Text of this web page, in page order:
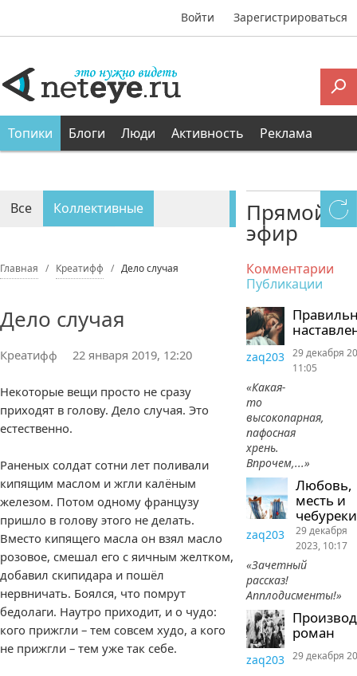
Войти Зарегистрироваться
Топики Блоги Люди Активность Реклама
Все Коллективные
Главная Креатифф Дело случая
Дело случая
Креатифф 22 января 2019, 12:20
Некоторые вещи просто не сразу
приходят в голову. Дело случая. Это
естественно.
Раненых солдат сотни лет поливали
кипящим маслом и жгли калёным
железом. Потом одному французу
пришло в голову этого не делать.
Вместо кипящего масла он взял масло
розовое, смешал его с яичным желтком,
добавил скипидара и пошёл
нервничать. Боялся, что помрут
бедолаги. Наутро приходит, и о чудо:
кого прижгли – тем совсем худо, а кого
не прижгли – тем уже так себе.
Прямой
эфир
Комментарии
Публикации
zaq203
«Какая-
то
высокопарная,
пафосная
хрень.
Впрочем,...»
29 декабря
11:05
Любовь,
месть и
чебуреки
zaq203
«Зачетный
рассказ!
Апплодисменты!»
29 декабря
2023, 10:17
роман
zaq203 29 декабря